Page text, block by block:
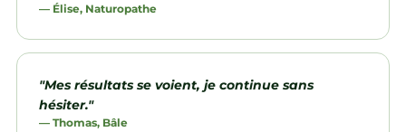
— Élise, Naturopathe
"Mes résultats se voient, je continue sans
hésiter."
— Thomas, Bâle